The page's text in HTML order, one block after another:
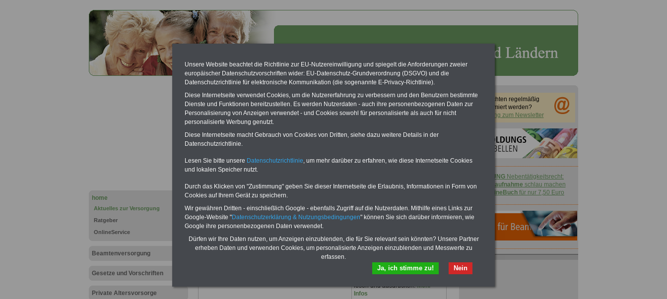
home
Aktuelles zur Versorgung
Ratgeber
OnlineService
Beamtenversorgung
Gesetze und Vorschriften
Private Altersvorsorge
DBB zu steigenden Vesorgungskosten - Heesen: Raffelhüschens
Neu aufgelegt: März 2025
Hier zu ausgewählten Anwälten mit dem Schwerpunkt
für 10 Euro
Monaten bleiben Sie in den
wichtigsten Fragen zum
Beamtenbereich auf dem
Laufenden, u.a. die-
beamtenversorgung.de
Sie finden im Portal
OnlineService 10 Bücher bzw.
lesen und ausdrucken.Mehr
Infos
Sie möchten regelmäßig
informiert werden?
Anmeldung zum Newsletter
ACHTUNG Nebentätigkeitsrecht:
vor Jobaufnahme schlau machen
OnlineBuch für nur 7,50 Euro
Unsere Website beachtet die Richtlinie zur EU-Nutzereinwilligung und spiegelt die Anforderungen zweier
europäischer Datenschutzvorschriften wider: EU-Datenschutz-Grundverordnung (DSGVO) und die
Datenschutzrichtlinie für elektronische Kommunikation (die sogenannte E-Privacy-Richtlinie).
Diese Internetseite verwendet Cookies, um die Nutzererfahrung zu verbessern und den Benutzern bestimmte
Dienste und Funktionen bereitzustellen. Es werden Nutzerdaten - auch ihre personenbezogenen Daten zur
Personalisierung von Anzeigen verwendet - und Cookies sowohl für personalisierte als auch für nicht
personalisierte Werbung genutzt.
Diese Internetseite macht Gebrauch von Cookies von Dritten, siehe dazu weitere Details in der
Datenschutzrichtlinie.
Lesen Sie bitte unsere Datenschutzrichtlinie, um mehr darüber zu erfahren, wie diese Internetseite Cookies
und lokalen Speicher nutzt.
Durch das Klicken von "Zustimmung" geben Sie dieser Internetseite die Erlaubnis, Informationen in Form von
Cookies auf Ihrem Gerät zu speichern.
Wir gewähren Dritten - einschließlich Google - ebenfalls Zugriff auf die Nutzerdaten. Mithilfe eines Links zur
Google-Website "Datenschutzerklärung & Nutzungsbedingungen" können Sie sich darüber informieren, wie
Google ihre personenbezogenen Daten verwendet.
Dürfen wir Ihre Daten nutzen, um Anzeigen einzublenden, die für Sie relevant sein könnten? Unsere Partner
erheben Daten und verwenden Cookies, um personalisierte Anzeigen einzublenden und Messwerte zu
erfassen.
Nein
Ja, ich stimme zu!